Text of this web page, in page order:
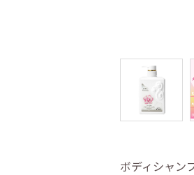
ボディシャン